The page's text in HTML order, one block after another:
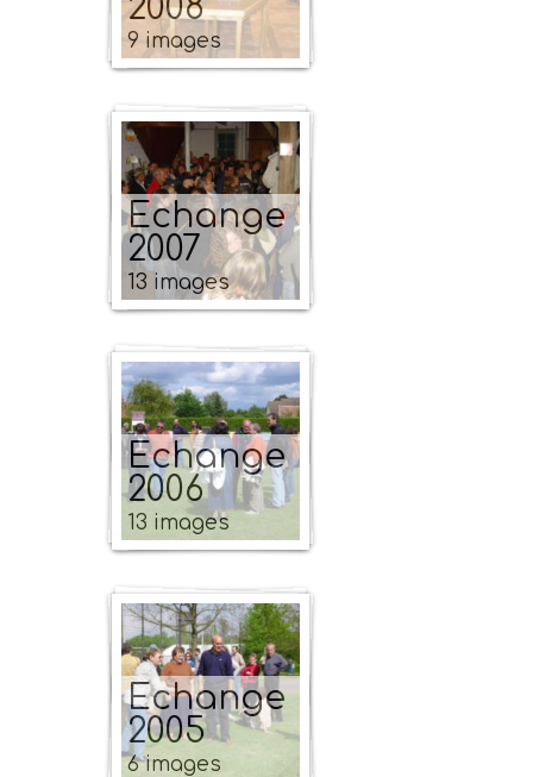
2008
9 images
Echange
2007
13 images
Echange
2006
13 images
Echange
2005
6 images